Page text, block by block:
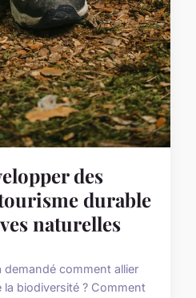
des
durable
naturelles
comment allier
biodiversité ? Comment